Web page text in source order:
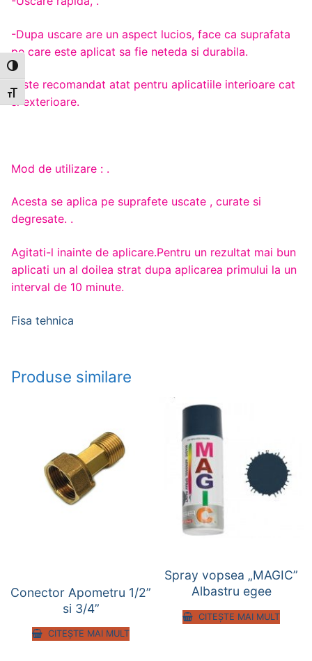
Toggle High Contrast
Toggle Font size
-Dupa uscare are un aspect lucios, face ca suprafata
pe care este aplicat sa fie neteda si durabila.
-Este recomandat atat pentru aplicatiile interioare cat
si exterioare.
Mod de utilizare : .
Acesta se aplica pe suprafete uscate , curate si
degresate. .
Agitati-l inainte de aplicare.Pentru un rezultat mai bun
aplicati un al doilea strat dupa aplicarea primului la un
interval de 10 minute.
Fisa tehnica
Produse similare
Conector Apometru 1/2”
si 3/4”
CITEȘTE MAI MULT
Spray vopsea „MAGIC”
Albastru egee
CITEȘTE MAI MULT